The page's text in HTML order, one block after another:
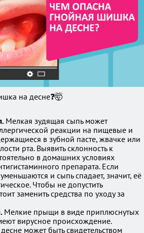
на десне❓🤯
Мелкая зудящая сыпь может
реакции на пищевые и
в зубной пасте, жвачке или
рта. Выявить склонность к
в домашних условиях
препарата. Если
и сыпь спадает, значит, её
Чтобы не допустить
заменить средства по уходу за
Мелкие прыщи в виде приплюснутых
вирусное происхождение.
может быть свидетельством